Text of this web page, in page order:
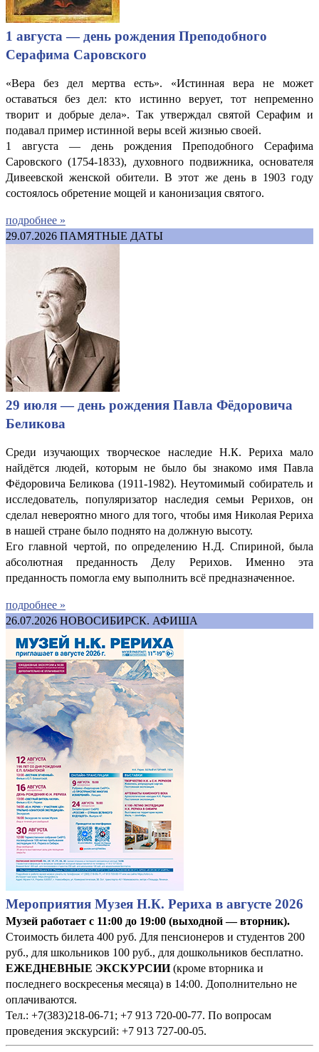
1 августа — день рождения Преподобного
Серафима Саровского
«Вера без дел мертва есть». «Истинная вера не может
оставаться без дел: кто истинно верует, тот непременно
творит и добрые дела». Так утверждал святой Серафим и
подавал пример истинной веры всей жизнью своей.
1 августа — день рождения Преподобного Серафима
Саровского (1754-1833), духовного подвижника, основателя
Дивеевской женской обители. В этот же день в 1903 году
состоялось обретение мощей и канонизация святого.
подробнее »
29.07.2026 ПАМЯТНЫЕ ДАТЫ
29 июля — день рождения Павла Фёдоровича
Беликова
Среди изучающих творческое наследие Н.К. Рериха мало
найдётся людей, которым не было бы знакомо имя Павла
Фёдоровича Беликова (1911-1982). Неутомимый собиратель и
исследователь, популяризатор наследия семьи Рерихов, он
сделал невероятно много для того, чтобы имя Николая Рериха
в нашей стране было поднято на должную высоту.
Его главной чертой, по определению Н.Д. Спириной, была
абсолютная преданность Делу Рерихов. Именно эта
преданность помогла ему выполнить всё предназначенное.
подробнее »
26.07.2026 НОВОСИБИРСК. АФИША
Мероприятия Музея Н.К. Рериха в августе 2026
Музей работает с 11:00 до 19:00 (выходной — вторник).
Стоимость билета 400 руб. Для пенсионеров и студентов 200
руб., для школьников 100 руб., для дошкольников бесплатно.
ЕЖЕДНЕВНЫЕ ЭКСКУРСИИ(кроме вторника и
последнего воскресенья месяца) в 14:00. Дополнительно не
оплачиваются.
Тел.: +7(383)218-06-71; +7 913 720-00-77. По вопросам
проведения экскурсий: +7 913 727-00-05.